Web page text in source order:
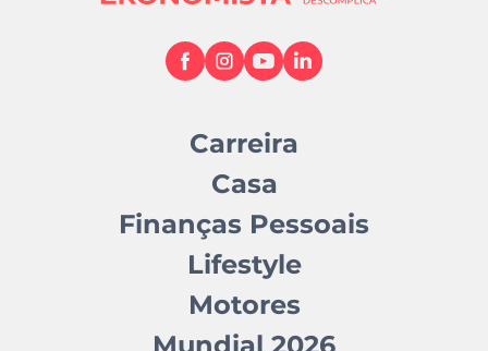
Carreira
Casa
Finanças Pessoais
Lifestyle
Motores